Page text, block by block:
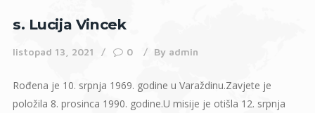
s. Lucija Vincek
listopad 13, 2021 0 By admin
Rođena je 10. srpnja 1969. godine u Varaždinu.Zavjete je
položila 8. prosinca 1990. godine.U misije je otišla 12. srpnja